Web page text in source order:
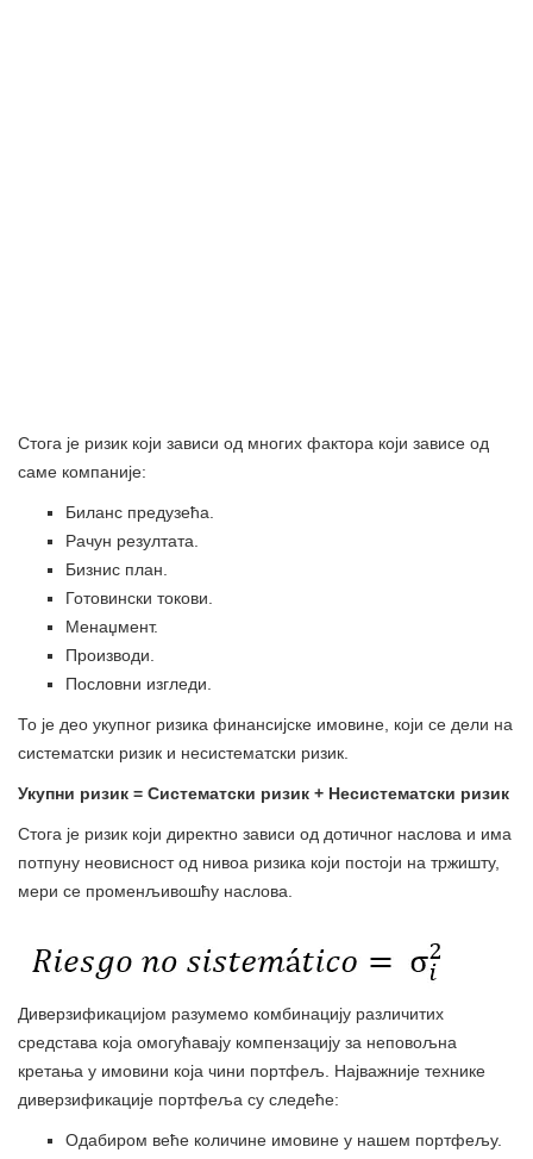
Стога је ризик који зависи од многих фактора који зависе од
саме компаније:
Биланс предузећа.
Рачун резултата.
Бизнис план.
Готовински токови.
Менаџмент.
Производи.
Пословни изгледи.
То је део укупног ризика финансијске имовине, који се дели на
систематски ризик и несистематски ризик.
Укупни ризик = Систематски ризик + Несистематски ризик
Стога је ризик који директно зависи од дотичног наслова и има
потпуну неовисност од нивоа ризика који постоји на тржишту,
мери се променљивошћу наслова.
Диверзификацијом разумемо комбинацију различитих
средстава која омогућавају компензацију за неповољна
кретања у имовини која чини портфељ. Најважније технике
диверзификације портфеља су следеће:
Одабиром веће количине имовине у нашем портфељу.